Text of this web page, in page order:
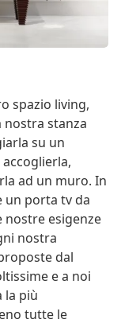
spazio living,
nostra stanza
su un
ad un muro. In
un porta tv da
nostre esigenze
nostra
dal
e a noi
la più
tutte le